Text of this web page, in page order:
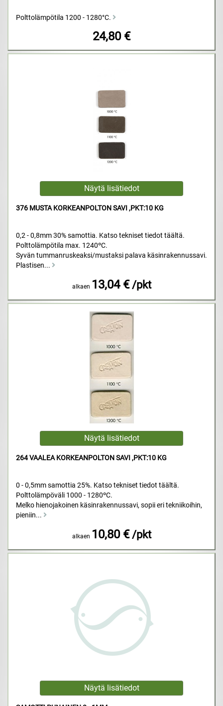
Polttolämpötila 1200 - 1280°C.
24,80 €
376 MUSTA KORKEANPOLTON SAVI ,PKT:10 KG
0,2 - 0,8mm 30% samottia. Katso tekniset tiedot täältä.
Polttolämpötila max. 1240ºC.
Syvän tummanruskeaksi/mustaksi palava käsinrakennussavi.
Plastisen...
alkaen 13,04 € /pkt
264 VAALEA KORKEANPOLTON SAVI ,PKT:10 KG
0 - 0,5mm samottia 25%. Katso tekniset tiedot täältä.
Polttolämpöväli 1000 - 1280ºC.
Melko hienojakoinen käsinrakennussavi, sopii eri tekniikoihin,
pieniin...
alkaen 10,80 € /pkt